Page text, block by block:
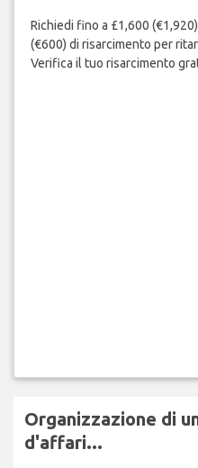
Richiedi fino a £1,600
(€600) di risarcimento per
Verifica il tuo risarcimento
Organizzazione di
d'affari...